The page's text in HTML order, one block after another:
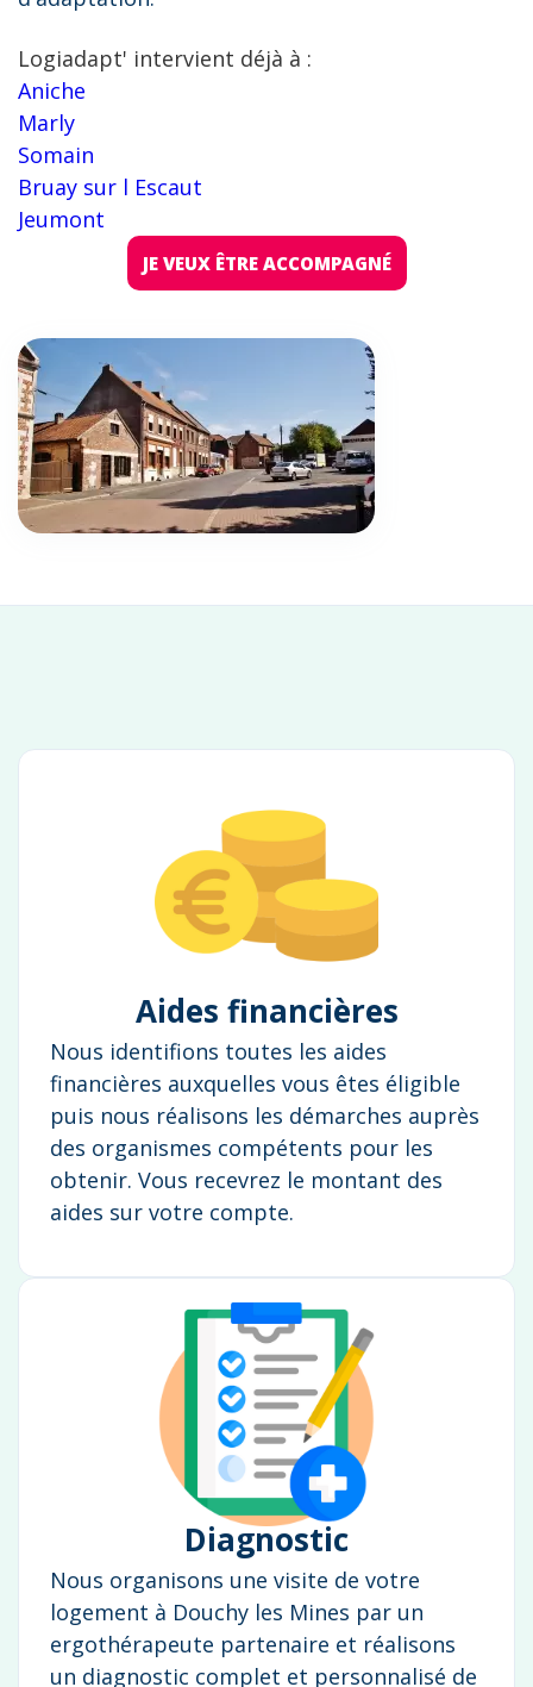
Logiadapt' intervient déjà à :
Aniche
Marly
Somain
Bruay sur l Escaut
Jeumont
JE VEUX ÊTRE ACCOMPAGNÉ
Aides financières
Nous identifions toutes les aides
financières auxquelles vous êtes éligible
puis nous réalisons les démarches auprès
des organismes compétents pour les
obtenir. Vous recevrez le montant des
aides sur votre compte.
Diagnostic
Nous organisons une visite de votre
logement à Douchy les Mines par un
ergothérapeute partenaire et réalisons
un diagnostic complet et personnalisé de